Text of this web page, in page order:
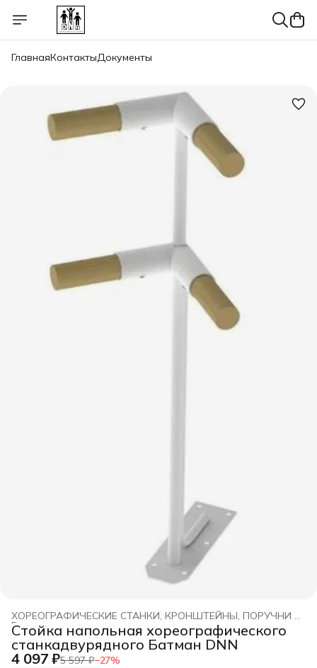
ГлавнаяКонтактыДокументы
ХОРЕОГРАФИЧЕСКИЕ СТАНКИ, КРОНШТЕЙНЫ, ПОРУЧНИ DNN
Главная ›
Стойка напольная хореографического
станкадвурядного Батман DNN
4 097 ₽5 597 ₽−27%